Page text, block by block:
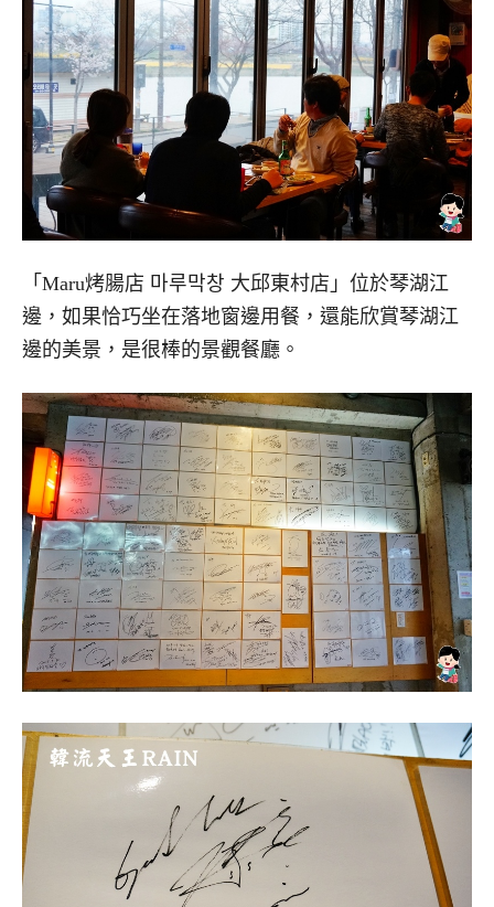
「Maru烤腸店 마루막창 大邱東村店」位於琴湖江
邊，如果恰巧坐在落地窗邊用餐，還能欣賞琴湖江
邊的美景，是很棒的景觀餐廳。